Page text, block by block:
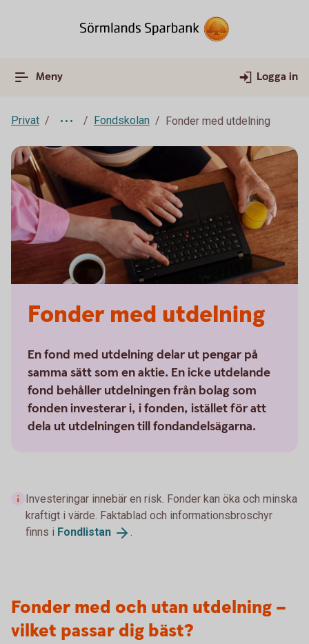
Meny Logga in
Privat Fondskolan Fonder med utdelning
Fonder med utdelning
En fond med utdelning delar ut pengar på
samma sätt som en aktie. En icke utdelande
fond behåller utdelningen från bolag som
fonden investerar i, i fonden, istället för att
dela ut utdelningen till fondandelsägarna.
Investeringar innebär en risk. Fonder kan öka och minska
kraftigt i värde. Faktablad och informationsbroschyr
finns i Fondlistan .
Fonder med och utan utdelning –
vilket passar dig bäst?